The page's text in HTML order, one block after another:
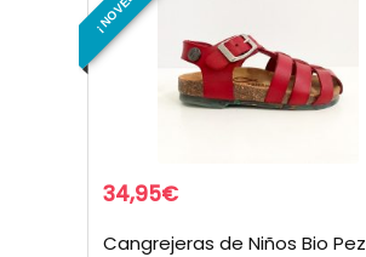
34,95€
Cangrejeras de Niños Bio Pez